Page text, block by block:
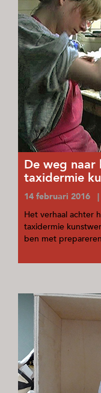
De weg naar
taxidermie
14 februari 2016
Het verhaal achter
taxidermie
ben met